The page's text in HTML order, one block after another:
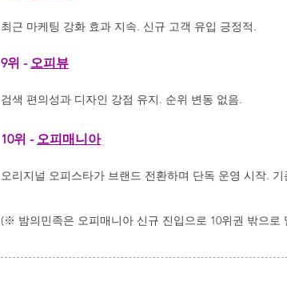
최근 마케팅 강화 효과 지속. 신규 고객 유입 긍정적.
9위 - 오피뷰
검색 편의성과 디자인 강점 유지. 순위 변동 없음.
10위 - 오피매니아
오리지널 오피스타가 브랜드 전환하며 단독 운영 시작.
(※ 밤의민족은 오피매니아 신규 진입으로 10위권 밖으로